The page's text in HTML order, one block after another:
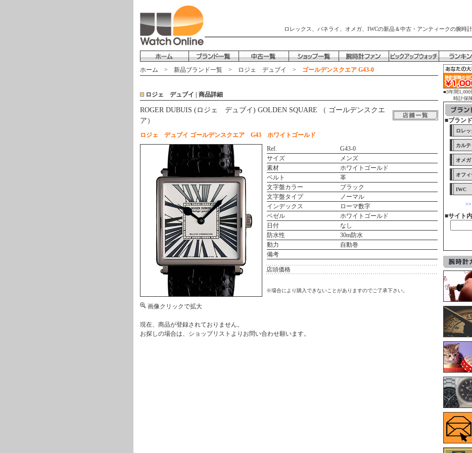
ロレックス、パネライ、オメガ、IWCの新品＆中古・アンティークの腕時
ホーム > 新品ブランド一覧 > ロジェ デュブイ > ゴールデンスクエア G43-0
ロジェ デュブイ | 商品詳細
ROGER DUBUIS (ロジェ デュブイ) GOLDEN SQUARE （ ゴールデンスクエ
ア）
ロジェ デュブイ ゴールデンスクエア G43 ホワイトゴールド
画像クリックで拡大
Ref.
G43-0
サイズ
メンズ
素材
ホワイトゴールド
ベルト
革
文字盤カラー
ブラック
文字盤タイプ
ノーマル
インデックス
ローマ数字
ベゼル
ホワイトゴールド
日付
なし
防水性
30m防水
動力
自動巻
備考
店頭価格
※場合により購入できないことがありますのでご了承下さい。
現在、商品が登録されておりません。
お探しの場合は、 ショップリスト よりお問い合わせ願います。
■3年間
時計保険
■ブラン
ロレッ
カル
オメガ
オフ
IWC
■サイト